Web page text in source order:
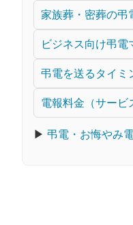
家族葬・密葬の弔
ビジネス向け弔電
弔電を送るタイミ
電報料金（サービ
▶ 弔電・お悔やみ